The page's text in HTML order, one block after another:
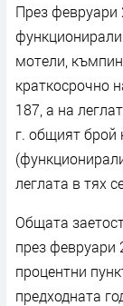
През февруари
функционирали
мотели,
краткосрочно
187, а на
г. общият брой
леглата в тях
Общата
през февруари
процентни
предходната